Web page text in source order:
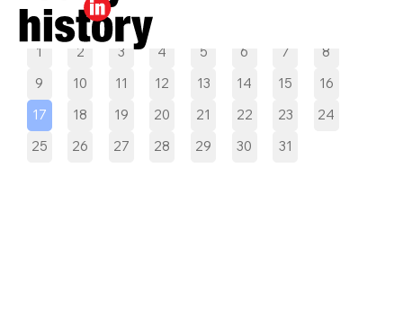
1 2 3 4 5 6 7
8
9
10 11 12 13 14 15
16
17
18 19 20 21 22 23
24
25
26 27 28 29 30 31